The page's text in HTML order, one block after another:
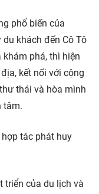
phổ biến của
khách đến Cô Tô
phá, thì hiện
kết nối với cộng
thái và hòa mình
tâm.
tác phát huy
triển của du lịch và